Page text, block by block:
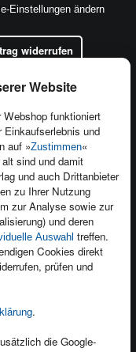
Website
funktioniert
Einkaufserlebnis und
auf »Zustimmen«
sind und damit
und auch Drittanbieter
zu Ihrer Nutzung
zur Analyse sowie zur
und deren
Auswahl treffen.
Cookies direkt
prüfen und
.
die Google-
Rights
schreiben
Einstellungen ändern
widerrufen